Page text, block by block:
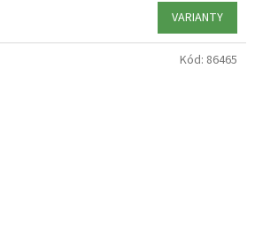
VARIANTY
Kód: 86465